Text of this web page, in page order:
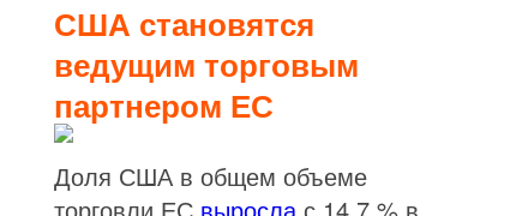
США становятся
ведущим торговым
партнером ЕС
Доля США в общем объеме